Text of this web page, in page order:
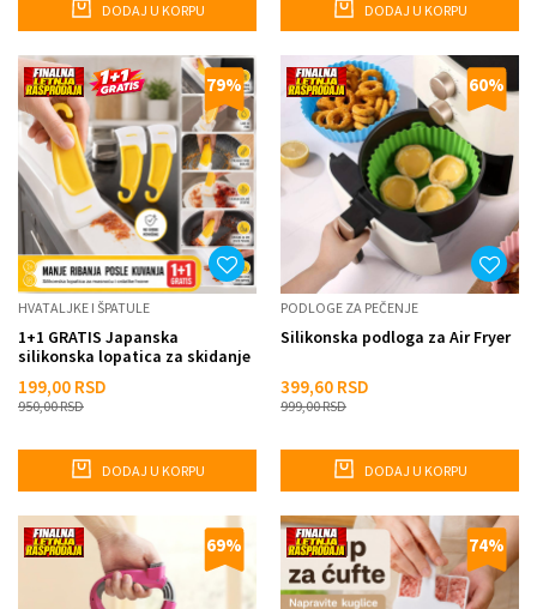
DODAJ U KORPU DODAJ U KORPU
79%
HVATALJKE I ŠPATULE
1+1 GRATIS Japanska
silikonska lopatica za skidanje
199,00 RSD
950,00RSD
DODAJ U KORPU
60%
PODLOGE ZA PEČENJE
Silikonska podloga za Air Fryer
399,60 RSD
999,00RSD
DODAJ U KORPU
69% 74%